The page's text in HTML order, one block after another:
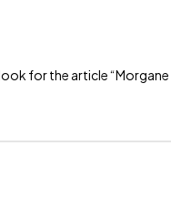
for the article “Morgane